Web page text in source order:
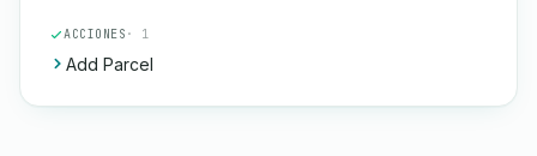
ACCIONES · 1
Add Parcel